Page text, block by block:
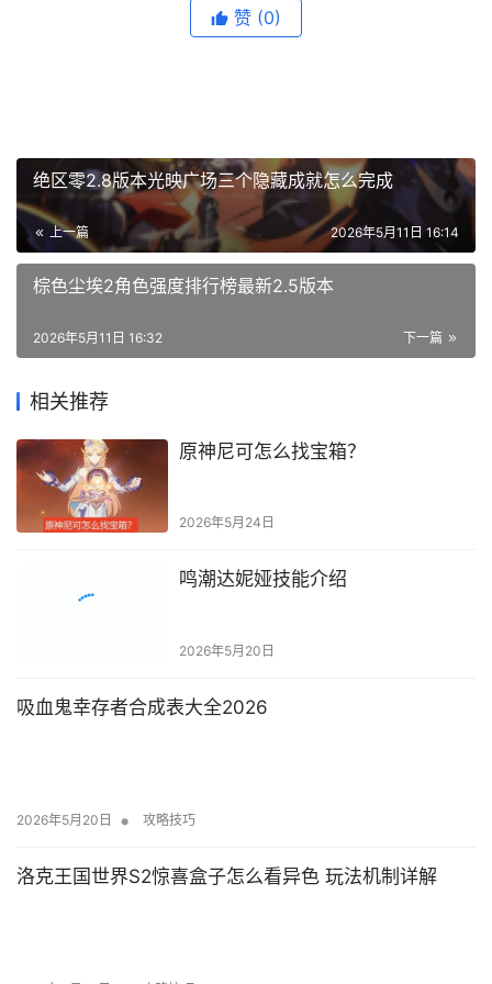
赞 (0)
绝区零2.8版本光映广场三个隐藏成就怎么完成
上一篇 2026年5月11日 16:14
棕色尘埃2角色强度排行榜最新2.5版本
下一篇
2026年5月11日 16:32
相关推荐
原神尼可怎么找宝箱？
2026年5月24日
鸣潮达妮娅技能介绍
2026年5月20日
吸血鬼幸存者合成表大全2026
2026年5月20日 • 攻略技巧
洛克王国世界S2惊喜盒子怎么看异色 玩法机制详解